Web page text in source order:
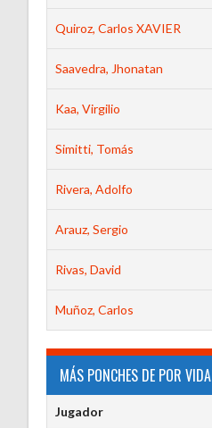
Quiroz, Carlos XAVIER
Saavedra, Jhonatan
Kaa, Virgilio
Simitti, Tomás
Rivera, Adolfo
Arauz, Sergio
Rivas, David
Muñoz, Carlos
MÁS PONCHES DE POR VIDA
Jugador